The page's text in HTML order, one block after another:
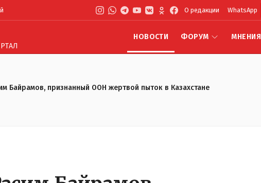
О редакции WhatsApp
НОВОСТИ ФОРУМ МНЕНИЯ
Байрамов, признанный ООН жертвой пыток в Казахстане